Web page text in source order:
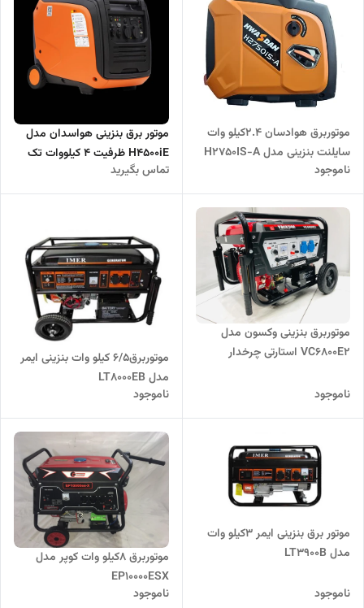
موتوربرق هوادسان 2.4کیلو وات
سایلنت بنزینی مدل H2750IS-A
ناموجود
موتور برق بنزینی هواسدان مدل
H4500iE ظرفیت ۴ کیلووات تک
فاز سایلنت
تماس بگیرید
موتوربرق بنزینی وکسون مدل
VC6800E2 استارتی چرخدار
ناموجود
موتوربرق۶/۵ کیلو وات بنزینی ایمر
مدل LT8000EB
ناموجود
موتور برق بنزینی ایمر ۳کیلو وات
مدل LT3900B
ناموجود
موتوربرق 8کیلو وات کوپر مدل
EP10000ESX
ناموجود